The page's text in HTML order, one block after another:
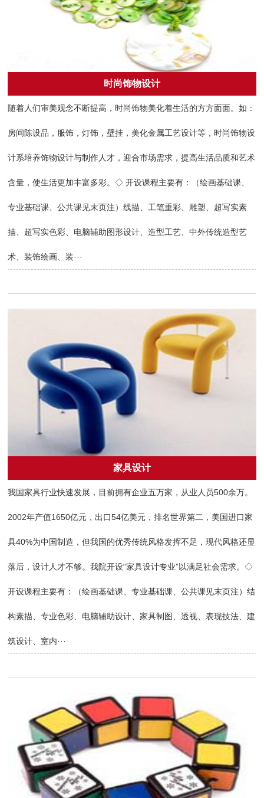
时尚饰物设计
随着人们审美观念不断提高，时尚饰物美化着生活的方方面面。如：
房间陈设品，服饰，灯饰，壁挂，美化金属工艺设计等，时尚饰物设
计系培养饰物设计与制作人才，迎合市场需求，提高生活品质和艺术
含量，使生活更加丰富多彩。◇ 开设课程主要有：（绘画基础课、
专业基础课、公共课见末页注）线描、工笔重彩、雕塑、超写实素
描、超写实色彩、电脑辅助图形设计、造型工艺、中外传统造型艺
术、装饰绘画、装···
家具设计
我国家具行业快速发展，目前拥有企业五万家，从业人员500余万。
2002年产值1650亿元，出口54亿美元，排名世界第二，美国进口家
具40%为中国制造，但我国的优秀传统风格发挥不足，现代风格还显
落后，设计人才不够。我院开设“家具设计专业”以满足社会需求。◇
开设课程主要有：（绘画基础课、专业基础课、公共课见末页注）结
构素描、专业色彩、电脑辅助设计、家具制图、透视、表现技法、建
筑设计、室内···